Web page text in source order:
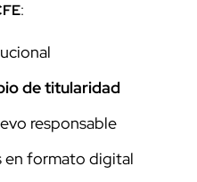
:
de titularidad
responsable
en formato digital